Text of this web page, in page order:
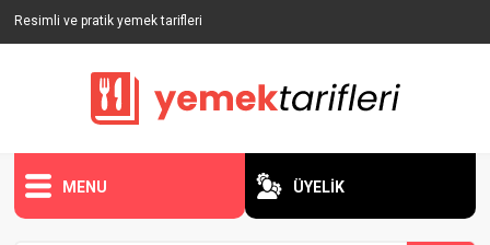
Resimli ve pratik yemek tarifleri
MENU ÜYELİK